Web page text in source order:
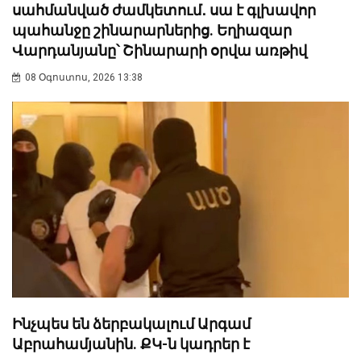
սահմանված ժամկետում․ սա է գլխավոր
պահանջը շինարարներից. Եղիազար
Վարդանյանը՝ Շինարարի օրվա առթիվ
08 Օգոստոս, 2026 13:38
Ինչպես են ձերբակալում Արգամ
Աբրահամյանին. ՔԿ-ն կադրեր է